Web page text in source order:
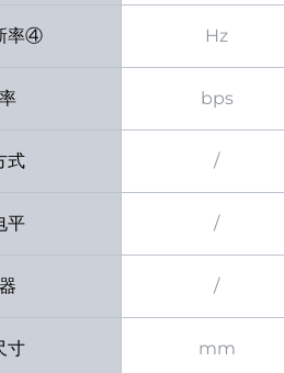
率④ Hz
bps
式 /
平 /
/
寸 mm